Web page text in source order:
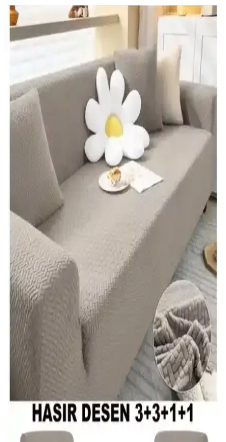
Erkek Battaniyesi Dekorasyonda Şıklık ve Konforu
Bir Arada Sunar
Modern tasarımlı erkek battaniyeleri, dekorasyona şıklık ve
fonksiyonellik katarak yaşam alanlarınızı sıcak ve estetik hale getirir.
Mavi Halı Örtüsü: Estetik ve Konforu Bir Arada
Sunan Modern Dekorasyon Seçeneği
Mavi halı örtüsü, estetik ve fonksiyonelliği bir arada sunar. Modern
tasarımlarıyla yaşam alanlarına ferahlık katarken, dayanıklı ve kolay
temizlenebilir özellikleriyle kullanım kolaylığı sağlar.
Velerde Home Koltuk ve Çekyat Örtüleri
Karşılaştırması: Malzeme, Boyut ve Kullanım
İki Velerde Home koltuk örtüsü ürününün malzeme, boyut ve
kullanım özellikleri detaylı analiz edilerek, dayanıklılık ve estetik
açısından karşılaştırıldı. Kullanıcı yorumlarıyla ürünlerin avantajları
ve olası dezavantajları ortaya kondu.
Koltuk Örtüsü Karşılaştırması: Kaymaz ve Şönil
Modellerinin Özellikleri ve Kullanıcı Yorumları
İki farklı koltuk örtüsü modelinin malzeme, kullanım kolaylığı ve
kullanıcı geri bildirimleriyle karşılaştırması, seçim yaparken dikkat
edilmesi gereken noktaları içeriyor.
Latuda ve Velerde Home Vessel Çift Taraflı Çekyat
ve Koltuk Örtüsü Karşılaştırması
Latuda ve Velerde Home Vessel ürünleri, kaymaz özellikleri ve
kumaş kalitesiyle öne çıkıyor. Kullanıcılar, dayanıklılık ve bakım
kolaylığı açısından değerlendirmeler yapıyor. Her iki ürün de çeşitli
tasarım ve kullanım avantajları sunuyor.
Koltuk Örtüsü Karşılaştırması: Latuda Concept ve
Viaden Merlin Ürünlerinin Özellikleri
Latuda Concept ve Viaden Merlin koltuk örtüleri, farklı kumaş ve
özellikleriyle dayanıklılık ve kullanım kolaylığı sunuyor. Her iki
ürün de kaymaz özellikleriyle öne çıkarken, temizlik ve bakım
açısından farklı avantajlar sağlıyor.